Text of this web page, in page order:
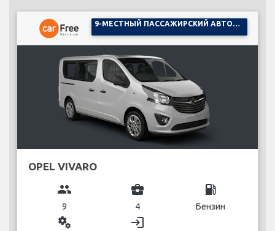
OPEL VIVARO
group
9
business_center
4
local_gas_station
Бензин
miscellaneous_services login